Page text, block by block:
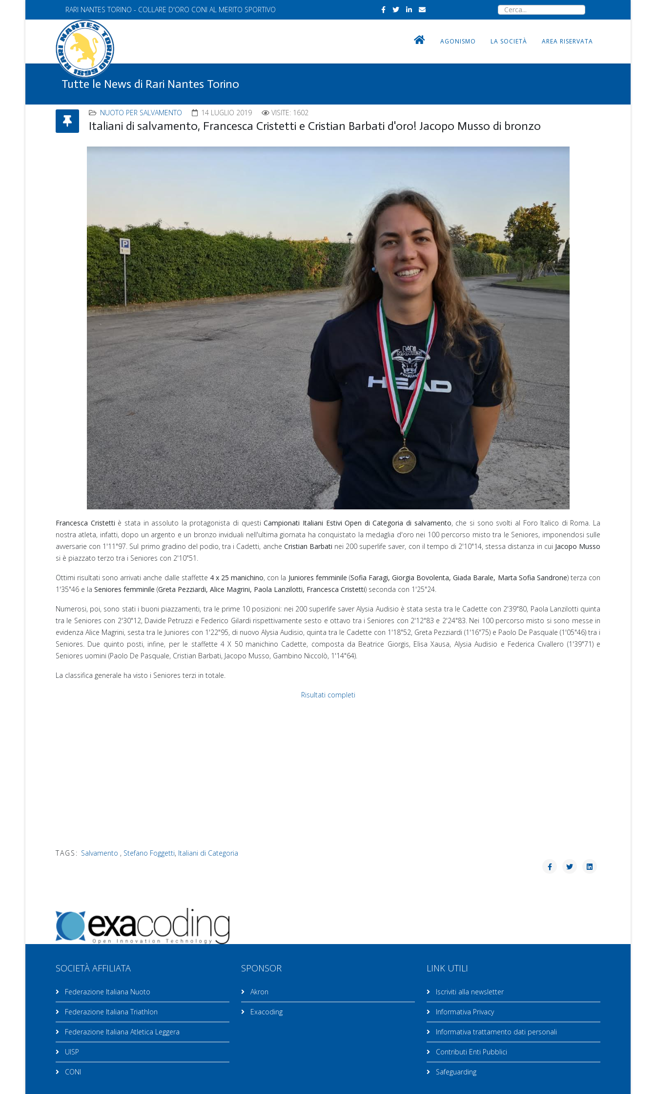
RARI NANTES TORINO - COLLARE D'ORO CONI AL MERITO SPORTIVO
AGONISMO LA SOCIETÀ AREA RISERVATA
Tutte le News di Rari Nantes Torino
NUOTO PER SALVAMENTO 14 LUGLIO 2019 VISITE: 1602
Italiani di salvamento, Francesca Cristetti e Cristian Barbati d'oro! Jacopo Musso di bronzo
Francesca Cristetti è stata in assoluto la protagonista di questiCampionati Italiani Estivi Open di Categoria di salvamento, che si sono svolti al Foro Italico di Roma. La
nostra atleta, infatti, dopo un argento e un bronzo inviduali nell'ultima giornata ha conquistato la medaglia d'oro nei 100 percorso misto tra le Seniores, imponendosi sulle
avversarie con 1'11"97. Sul primo gradino del podio, tra i Cadetti, anche Cristian Barbati nei 200 superlife saver, con il tempo di 2'10"14, stessa distanza in cui Jacopo Musso
si è piazzato terzo tra i Seniores con 2'10"51.
Ottimi risultati sono arrivati anche dalle staffette 4 x 25 manichino, con la Juniores femminile (Sofia Faragi, Giorgia Bovolenta, Giada Barale, Marta Sofia Sandrone) terza con
1'35"46 e la Seniores femminile (Greta Pezziardi, Alice Magrini, Paola Lanzilotti, Francesca Cristetti) seconda con 1'25"24.
Numerosi, poi, sono stati i buoni piazzamenti, tra le prime 10 posizioni: nei 200 superlife saver Alysia Audisio è stata sesta tra le Cadette con 2'39"80, Paola Lanzilotti quinta
tra le Seniores con 2'30"12, Davide Petruzzi e Federico Gilardi rispettivamente sesto e ottavo tra i Seniores con 2'12"83 e 2'24"83. Nei 100 percorso misto si sono messe in
evidenza Alice Magrini, sesta tra le Juniores con 1'22"95, di nuovo Alysia Audisio, quinta tra le Cadette con 1'18"52, Greta Pezziardi (1'16"75) e Paolo De Pasquale (1'05"46) tra i
Seniores. Due quinto posti, infine, per le staffette 4 X 50 manichino Cadette, composta da Beatrice Giorgis, Elisa Xausa, Alysia Audisio e Federica Civallero (1'39"71) e
Seniores uomini (Paolo De Pasquale, Cristian Barbati, Jacopo Musso, Gambino Niccolò, 1'14"64).
La classifica generale ha visto i Seniores terzi in totale.
Risultati completi
TAGS: Salvamento , Stefano Foggetti, Italiani di Categoria
SOCIETÀ AFFILIATA
Federazione Italiana Nuoto
Federazione Italiana Triathlon
Federazione Italiana Atletica Leggera
UISP
CONI
SPONSOR
Akron
Exacoding
LINK UTILI
Iscriviti alla newsletter
Informativa Privacy
Informativa trattamento dati personali
Contributi Enti Pubblici
Safeguarding